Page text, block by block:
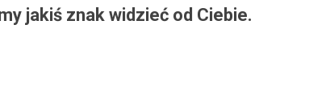
jakiś znak widzieć od Ciebie.